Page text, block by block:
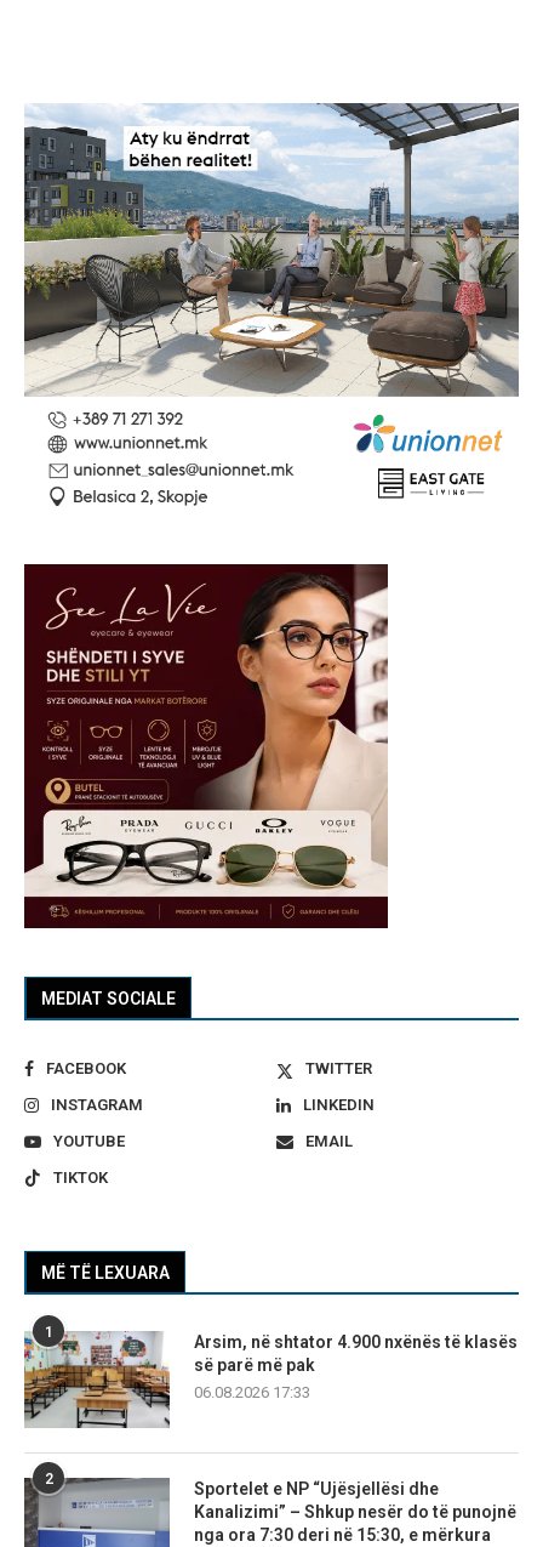
MEDIAT SOCIALE
FACEBOOK
TWITTER
INSTAGRAM
LINKEDIN
YOUTUBE
EMAIL
TIKTOK
MË TË LEXUARA
1
Arsim, në shtator 4.900 nxënës të klasës
së parë më pak
06.08.2026 17:33
2
Sportelet e NP “Ujësjellësi dhe
Kanalizimi” – Shkup nesër do të punojnë
nga ora 7:30 deri në 15:30, e mërkura